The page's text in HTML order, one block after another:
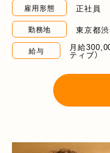
雇用形態 正社員
勤務地 東京都
給与 月給
ティブ）